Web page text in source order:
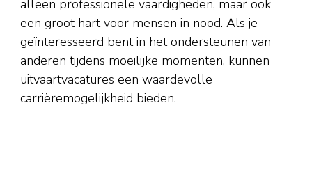
alleen professionele vaardigheden, maar ook
een groot hart voor mensen in nood. Als je
geïnteresseerd bent in het ondersteunen van
anderen tijdens moeilijke momenten, kunnen
uitvaartvacatures een waardevolle
carrièremogelijkheid bieden.